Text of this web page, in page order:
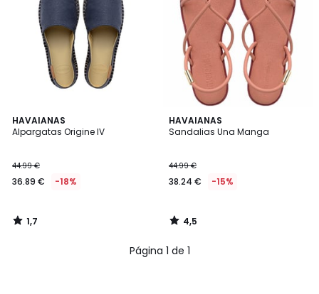
HAVAIANAS
Alpargatas Origine IV
44.99 €
36.89 € -18%
1,7
/
1,7
/
HAVAIANAS
Sandalias Una Manga
44.99 €
38.24 € -15%
4,5
/ 5
4,5
/
Página 1 de 1